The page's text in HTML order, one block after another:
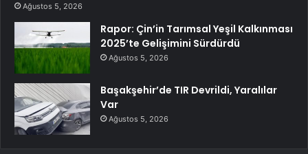
Ağustos 5, 2026
Rapor: Çin’in Tarımsal Yeşil Kalkınması
2025’te Gelişimini Sürdürdü
Ağustos 5, 2026
Başakşehir’de TIR Devrildi, Yaralılar
Var
Ağustos 5, 2026